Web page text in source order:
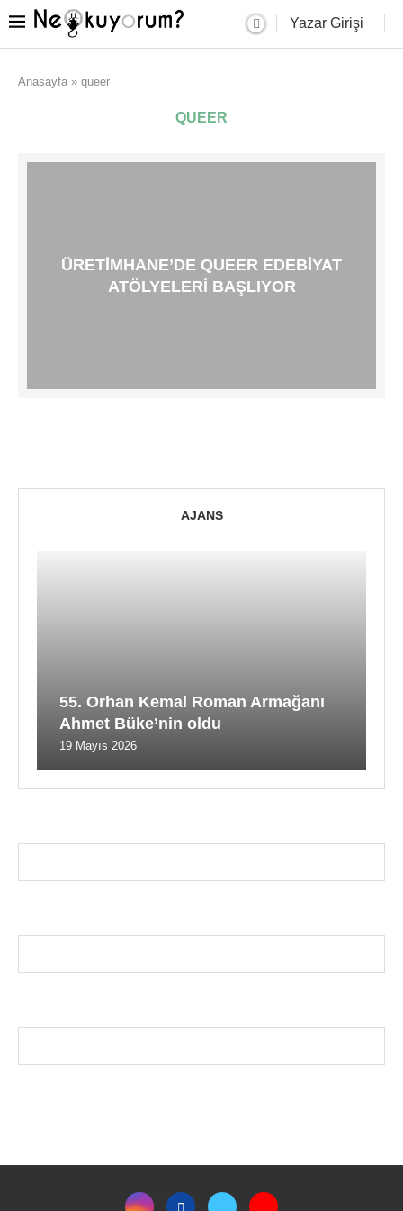
Yazar Girişi
Anasayfa » queer
QUEER
ÜRETIMHANE’DE QUEER EDEBIYAT
ATÖLYELERI BAŞLIYOR
AJANS
55. Orhan Kemal Roman Armağanı
Ahmet Büke’nin oldu
19 Mayıs 2026